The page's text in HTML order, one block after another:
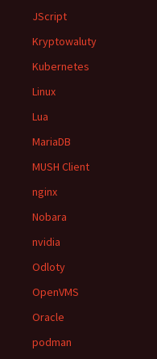
JScript
Kryptowaluty
Kubernetes
Linux
Lua
MariaDB
MUSH Client
nginx
Nobara
nvidia
Odloty
OpenVMS
Oracle
podman